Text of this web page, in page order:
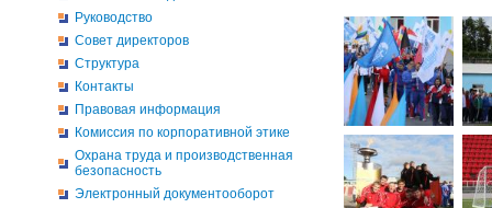
Руководство
Совет директоров
Структура
Контакты
Правовая информация
Комиссия по корпоративной этике
Охрана труда и производственная
безопасность
Электронный документооборот